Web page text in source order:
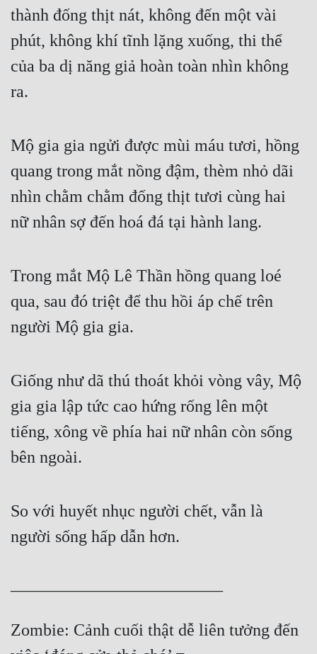
thành đống thịt nát, không đến một vài
phút, không khí tĩnh lặng xuống, thi thể
của ba dị năng giả hoàn toàn nhìn không
ra.
Mộ gia gia ngửi được mùi máu tươi, hồng
quang trong mắt nồng đậm, thèm nhỏ dãi
nhìn chằm chằm đống thịt tươi cùng hai
nữ nhân sợ đến hoá đá tại hành lang.
Trong mắt Mộ Lê Thần hồng quang loé
qua, sau đó triệt để thu hồi áp chế trên
người Mộ gia gia.
Giống như dã thú thoát khỏi vòng vây, Mộ
gia gia lập tức cao hứng rống lên một
tiếng, xông về phía hai nữ nhân còn sống
bên ngoài.
So với huyết nhục người chết, vẫn là
người sống hấp dẫn hơn.
————————————–
Zombie: Cảnh cuối thật dễ liên tưởng đến